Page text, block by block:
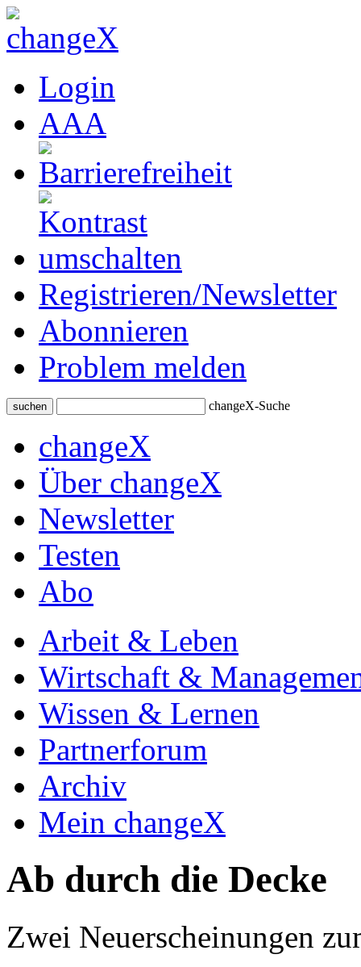
Login
AAA
Registrieren/Newsletter
Abonnieren
Problem melden
suchen changeX-Suche
changeX
Über changeX
Newsletter
Testen
Abo
Arbeit & Leben
Wirtschaft &
Wissen & Lernen
Partnerforum
Archiv
Mein changeX
Ab durch die Decke
Zwei Neuerscheinungen